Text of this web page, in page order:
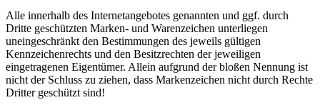
Alle innerhalb des Internetangebotes genannten und ggf. durch
Dritte geschützten Marken- und Warenzeichen unterliegen
uneingeschränkt den Bestimmungen des jeweils gültigen
Kennzeichenrechts und den Besitzrechten der jeweiligen
eingetragenen Eigentümer. Allein aufgrund der bloßen Nennung ist
nicht der Schluss zu ziehen, dass Markenzeichen nicht durch Rechte
Dritter geschützt sind!